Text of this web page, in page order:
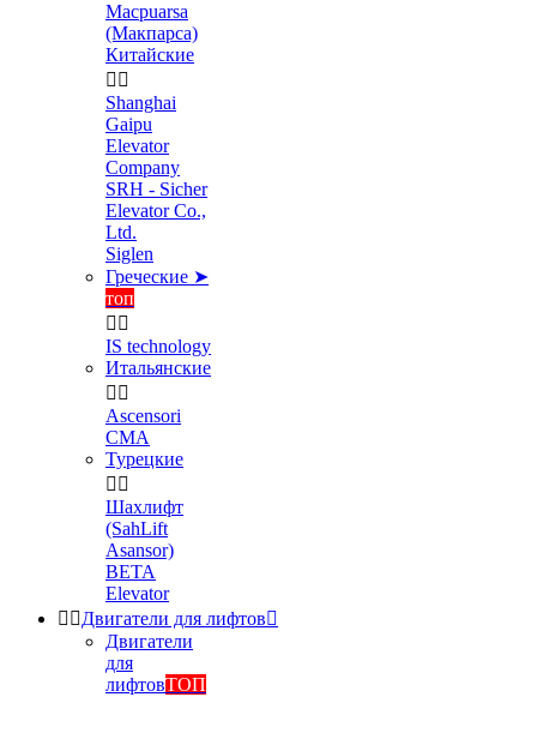
Macpuarsa
(Макпарса)
Китайские
 
Shanghai
Gaipu
Elevator
Company
SRH - Sicher
Elevator Co.,
Ltd.
Siglen
Греческие ➤
топ
 
IS technology
Итальянские
 
Ascensori
CMA
Турецкие
 
Шахлифт
(SahLift
Asansor)
BETA
Elevator
 Двигатели для лифтов
Двигатели
для
лифтовТОП